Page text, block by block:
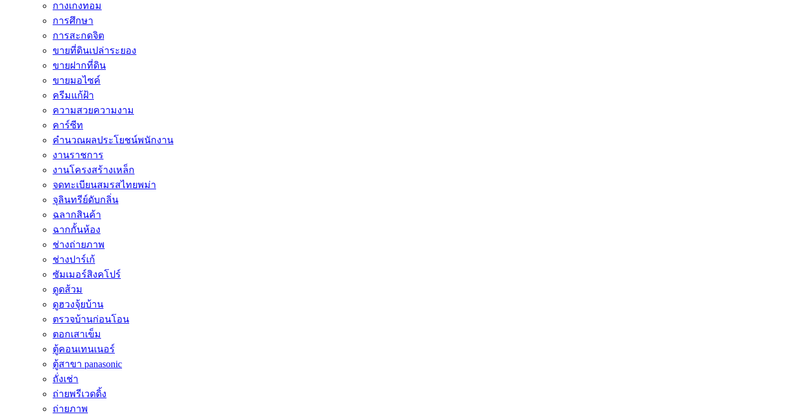
กางเกงทอม
การศึกษา
การสะกดจิต
ขายที่ดินเปล่าระยอง
ขายฝากที่ดิน
ขายมอไซค์
ครีมแก้ฝ้า
ความสวยความงาม
คาร์ซีท
คำนวณผลประโยชน์พนักงาน
งานราชการ
งานโครงสร้างเหล็ก
จดทะเบียนสมรสไทยพม่า
จุลินทรีย์ดับกลิ่น
ฉลากสินค้า
ฉากกั้นห้อง
ช่างถ่ายภาพ
ช่างปาร์เก้
ซัมเมอร์สิงคโปร์
ดูดส้วม
ดูฮวงจุ้ยบ้าน
ตรวจบ้านก่อนโอน
ตอกเสาเข็ม
ตู้คอนเทนเนอร์
ตู้สาขา panasonic
ถั่งเช่า
ถ่ายพรีเวดดิ้ง
ถ่ายภาพ